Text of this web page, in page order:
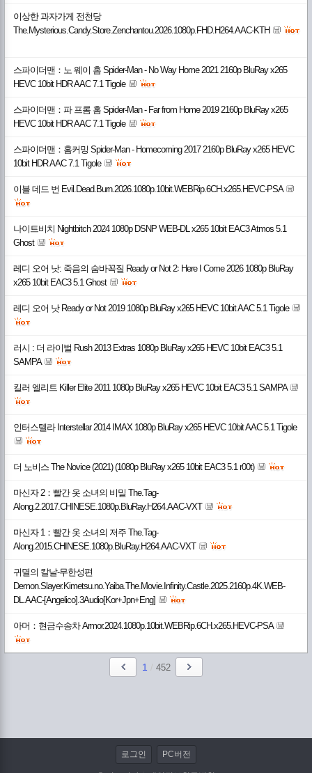
이상한 과자가게 전천당
The.Mysterious.Candy.Store.Zenchantou.2026.1080p.FHD.H264.AAC-KTH
스파이더맨：노 웨이 홈 Spider-Man - No Way Home 2021 2160p BluRay x265
HEVC 10bit HDR AAC 7.1 Tigole
스파이더맨：파 프롬 홈 Spider-Man - Far from Home 2019 2160p BluRay x265
HEVC 10bit HDR AAC 7.1 Tigole
스파이더맨：홈커밍 Spider-Man - Homecoming 2017 2160p BluRay x265 HEVC
10bit HDR AAC 7.1 Tigole
이블 데드 번 Evil.Dead.Burn.2026.1080p.10bit.WEBRip.6CH.x265.HEVC-PSA
나이트비치 Nightbitch 2024 1080p DSNP WEB-DL x265 10bit EAC3 Atmos 5.1
Ghost
레디 오어 낫: 죽음의 숨바꼭질 Ready or Not 2꞉ Here I Come 2026 1080p BluRay
x265 10bit EAC3 5.1 Ghost
레디 오어 낫 Ready or Not 2019 1080p BluRay x265 HEVC 10bit AAC 5.1 Tigole
러시 : 더 라이벌 Rush 2013 Extras 1080p BluRay x265 HEVC 10bit EAC3 5.1
SAMPA
킬러 엘리트 Killer Elite 2011 1080p BluRay x265 HEVC 10bit EAC3 5.1 SAMPA
인터스텔라 Interstellar 2014 IMAX 1080p BluRay x265 HEVC 10bit AAC 5.1 Tigole
더 노비스 The Novice (2021) (1080p BluRay x265 10bit EAC3 5.1 r00t)
마신자 2：빨간 옷 소녀의 비밀 The.Tag-
Along.2.2017.CHINESE.1080p.BluRay.H264.AAC-VXT
마신자 1：빨간 옷 소녀의 저주 The.Tag-
Along.2015.CHINESE.1080p.BluRay.H264.AAC-VXT
귀멸의 칼날-무한성편
Demon.Slayer.Kimetsu.no.Yaiba.The.Movie.Infinity.Castle.2025.2160p.4K.WEB-
DL.AAC-[Angelico].3Audio[Kor+Jpn+Eng]
아머：현금수송차 Armor.2024.1080p.10bit.WEBRip.6CH.x265.HEVC-PSA
1 452
로그인 PC버전